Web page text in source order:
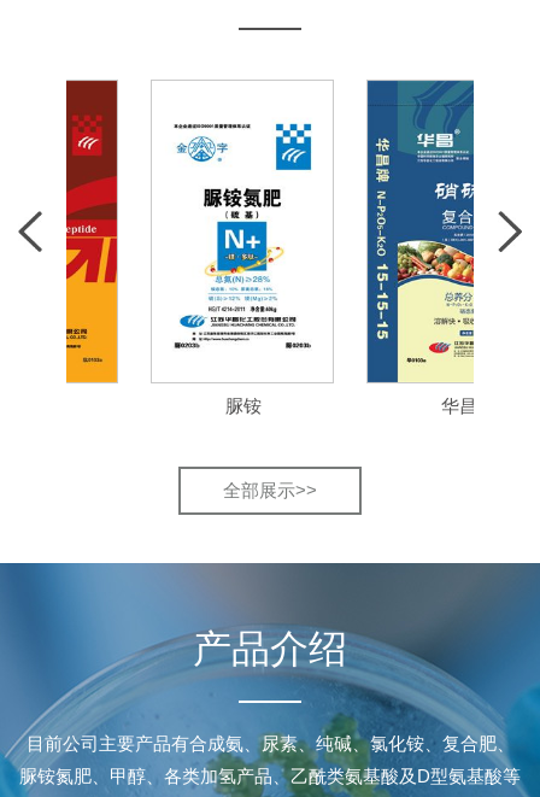
全部展示>>
产品介绍
目前公司主要产品有合成氨、尿素、纯碱、氯化铵、复合肥、
脲铵氮肥、甲醇、各类加氢产品、乙酰类氨基酸及D型氨基酸等